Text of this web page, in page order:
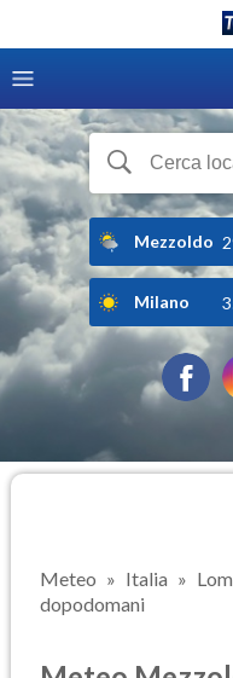
Mezzoldo
Milano
Meteo Italia
dopodomani